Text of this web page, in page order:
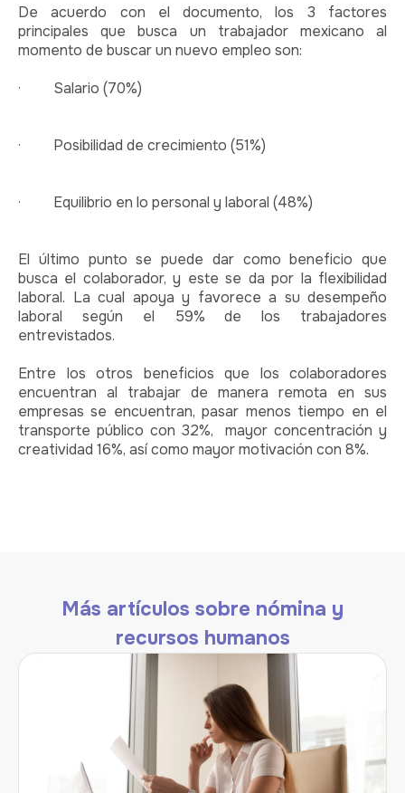
De acuerdo con el documento, los 3 factores
principales que busca un trabajador mexicano al
momento de buscar un nuevo empleo son:
· Salario (70%)
· Posibilidad de crecimiento (51%)
· Equilibrio en lo personal y laboral (48%)
El último punto se puede dar como beneficio que
busca el colaborador, y este se da por la flexibilidad
laboral. La cual apoya y favorece a su desempeño
laboral según el 59% de los trabajadores
entrevistados.
Entre los otros beneficios que los colaboradores
encuentran al trabajar de manera remota en sus
empresas se encuentran, pasar menos tiempo en el
transporte público con 32%, mayor concentración y
creatividad 16%, así como mayor motivación con 8%.
Más artículos sobre nómina y
recursos humanos